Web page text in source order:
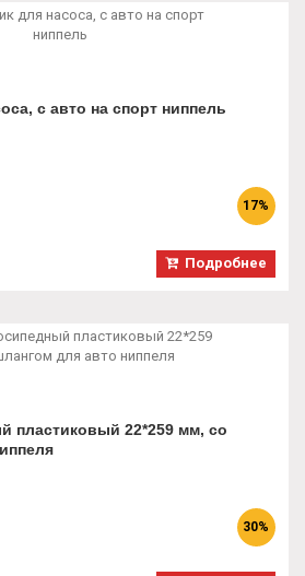
с авто на спорт ниппель
17%
Подробнее
пластиковый 22*259 мм, со
30%